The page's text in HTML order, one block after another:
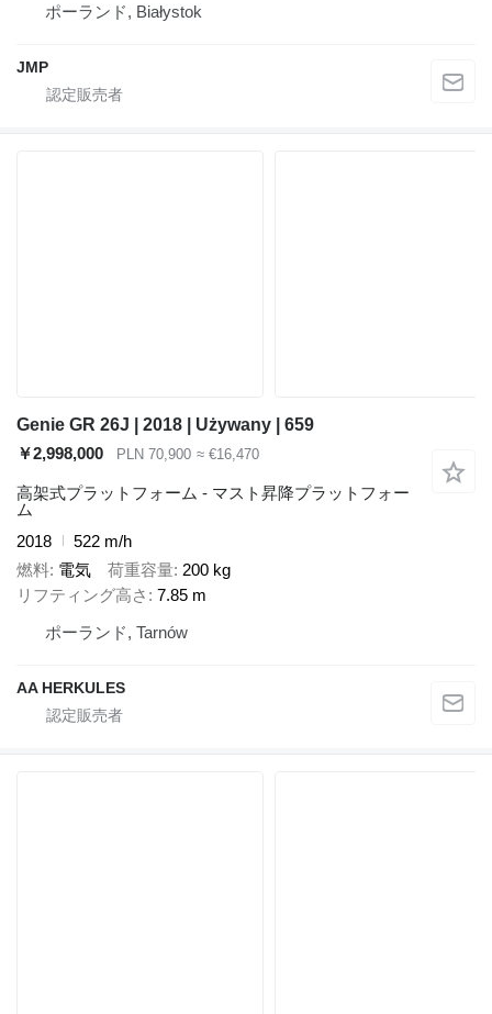
ポーランド, Białystok
JMP
Genie GR 26J | 2018 | Używany | 659
￥2,998,000
PLN 70,900 ≈ €16,470
高架式プラットフォーム - マスト昇降プラットフォー
ム
2018
522 m/h
燃料 電気 荷重容量 200 kg
リフティング高さ
7.85 m
ポーランド, Tarnów
AA HERKULES